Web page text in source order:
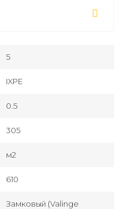
5
IXPE
0.5
305
м2
610
Замковый (Valinge